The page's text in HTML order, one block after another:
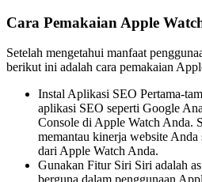
Cara Pemakaian Apple
Setelah mengetahui manfaat
berikut ini adalah cara pemakaian
Instal Aplikasi SEO Pertama-
aplikasi SEO seperti Google
Console di Apple Watch Anda.
memantau kinerja website Anda
dari Apple Watch Anda.
Gunakan Fitur Siri Siri adalah